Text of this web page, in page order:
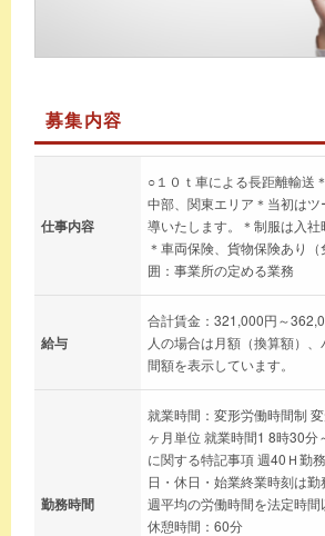
募集内容
仕事内容
○１０ｔ車による長距離輸送
中部、関東エリア＊当初は
導いたします。＊制服は入社
＊車両保険、貨物保険あり
囲：事業所の定める業務
給与
合計賃金：321,000円～
人の場合は月額（換算額）
間額を表示しています。
勤務時間
就業時間：変形労働時間制
ヶ月単位 就業時間1 8時30分
に関する特記事項 週40Ｈ勤
日・休日・始業終業時刻は勤
週平均の労働時間を法定時間
休憩時間：60分